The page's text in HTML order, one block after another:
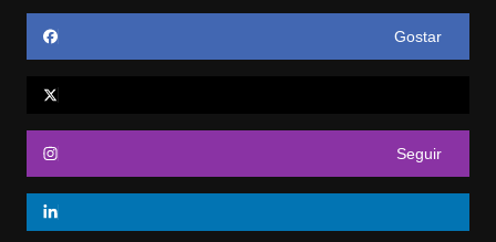
Gostar
Seguir